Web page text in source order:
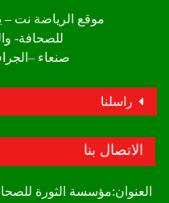
موقع الرياضة نت
للصحافة-
صنعاء
راسلنا
الاتصال بنا
العنوان:مؤسسة الثورة